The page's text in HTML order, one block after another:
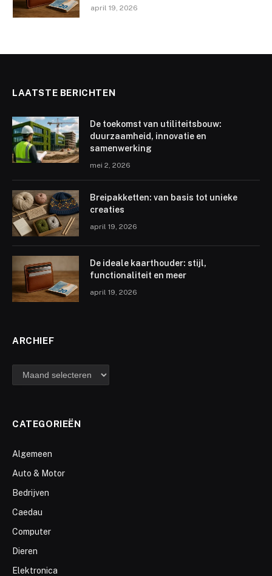
april 19, 2026
LAATSTE BERICHTEN
De toekomst van utiliteitsbouw:
duurzaamheid, innovatie en
samenwerking
mei 2, 2026
Breipakketten: van basis tot unieke
creaties
april 19, 2026
De ideale kaarthouder: stijl,
functionaliteit en meer
april 19, 2026
ARCHIEF
archief
CATEGORIEËN
Algemeen
Auto & Motor
Bedrijven
Caedau
Computer
Dieren
Elektronica